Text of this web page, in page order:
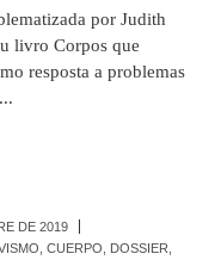
por Judith
livro Corpos que
resposta a problemas
DE 2019
,CUERPO DOSSIER